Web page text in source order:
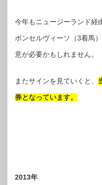
今年もニュージーランド経
ボンセルヴィーソ（3着馬
意が必要かもしれません。
またサインを見ていくと、
券となっています。
2013年